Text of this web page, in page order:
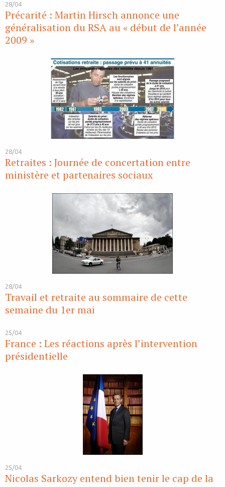
28/04
Précarité : Martin Hirsch annonce une
généralisation du RSA au « début de l’année
2009 »
28/04
Retraites : Journée de concertation entre
ministère et partenaires sociaux
28/04
Travail et retraite au sommaire de cette
semaine du 1er mai
25/04
France : Les réactions après l’intervention
présidentielle
25/04
Nicolas Sarkozy entend bien tenir le cap de la